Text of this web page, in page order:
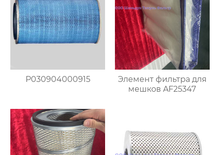
P030904000915
Элемент фильтра для
мешков AF25347